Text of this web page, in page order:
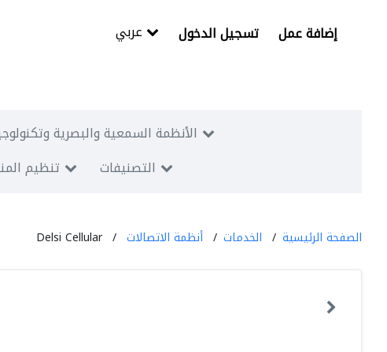
تسجيل الدخول إضافة عمل
الأنظمة السمعية والبصرية
تنظيم التصنيفات
الصفحة الرئيسية الخدمات أنظمة الاتصالات Delsi Cellular